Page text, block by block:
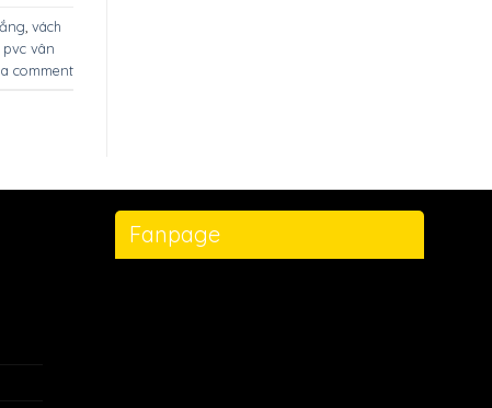
vách
pvc vân
comment
Fanpage